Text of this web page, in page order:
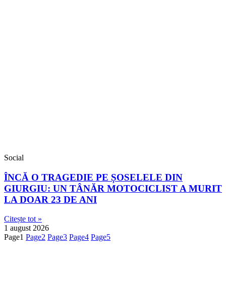
Social
ÎNCĂ O TRAGEDIE PE ȘOSELELE DIN
GIURGIU: UN TÂNĂR MOTOCICLIST A MURIT
LA DOAR 23 DE ANI
Citește tot »
1 august 2026
Page1 Page2 Page3 Page4 Page5